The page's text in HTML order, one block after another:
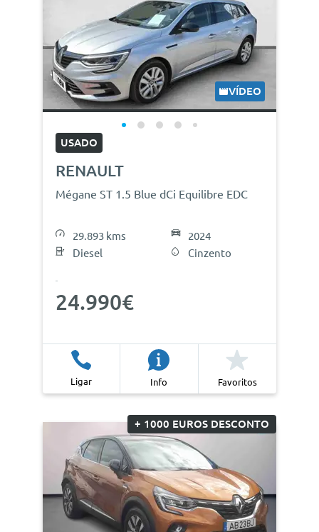
VÍDEO
USADO
RENAULT
Mégane ST 1.5 Blue dCi Equilibre EDC
29.893 kms
Diesel
2024
Cinzento
24.990€
Ligar Info Favoritos
+ 1000 EUROS DESCONTO